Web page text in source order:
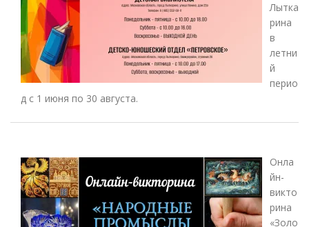
Лытка
рина
в
летни
й
перио
д с 1 июня по 30 августа.
Онла
йн-
викто
рина
«Золо